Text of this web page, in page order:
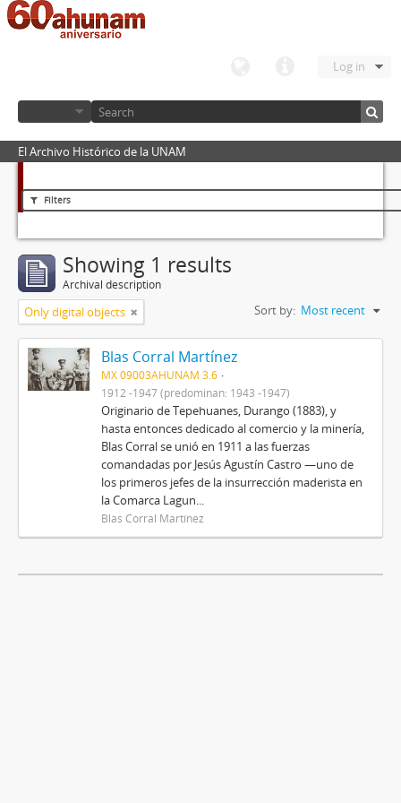
Log in
El Archivo Histórico de la UNAM
Filters
Showing 1 results
Archival description
Only digital objects Sort by: Most recent
Blas Corral Martínez
MX 09003AHUNAM 3.6
1912 -1947 (predominan: 1943 -1947)
Originario de Tepehuanes, Durango (1883), y
hasta entonces dedicado al comercio y la minería,
Blas Corral se unió en 1911 a las fuerzas
comandadas por Jesús Agustín Castro —uno de
los primeros jefes de la insurrección maderista en
la Comarca Lagun...
Blas Corral Martínez